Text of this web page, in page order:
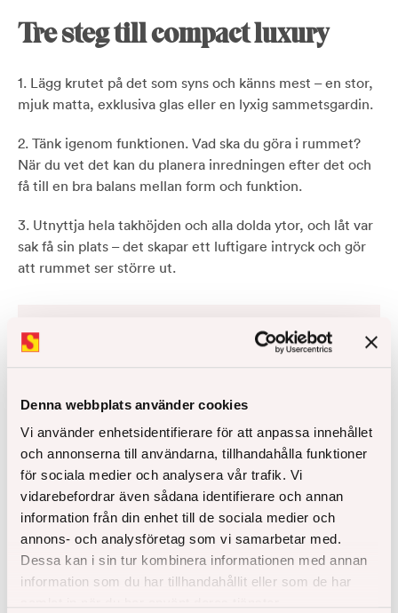
Denna webbplats använder cookies
Vi använder enhetsidentifierare för att anpassa innehållet
och annonserna till användarna, tillhandahålla funktioner
för sociala medier och analysera vår trafik. Vi
vidarebefordrar även sådana identifierare och annan
information från din enhet till de sociala medier och
annons- och analysföretag som vi samarbetar med.
Dessa kan i sin tur kombinera informationen med annan
information som du har tillhandahållit eller som de har
Tre steg till compact luxury
1. Lägg krutet på det som syns och känns mest – en stor,
mjuk matta, exklusiva glas eller en lyxig sammetsgardin.
2. Tänk igenom funktionen. Vad ska du göra i rummet?
När du vet det kan du planera inredningen efter det och
få till en bra balans mellan form och funktion.
3. Utnyttja hela takhöjden och alla dolda ytor, och låt var
sak få sin plats – det skapar ett luftigare intryck och gör
att rummet ser större ut.
Åke Sundvall
Låt oss hålla kontakten för uppdateringar om vad
som är på gång hos oss, få koll på nya
bostadsprojekt och inspiration inför bostadsköp.
Håll mig uppdaterad